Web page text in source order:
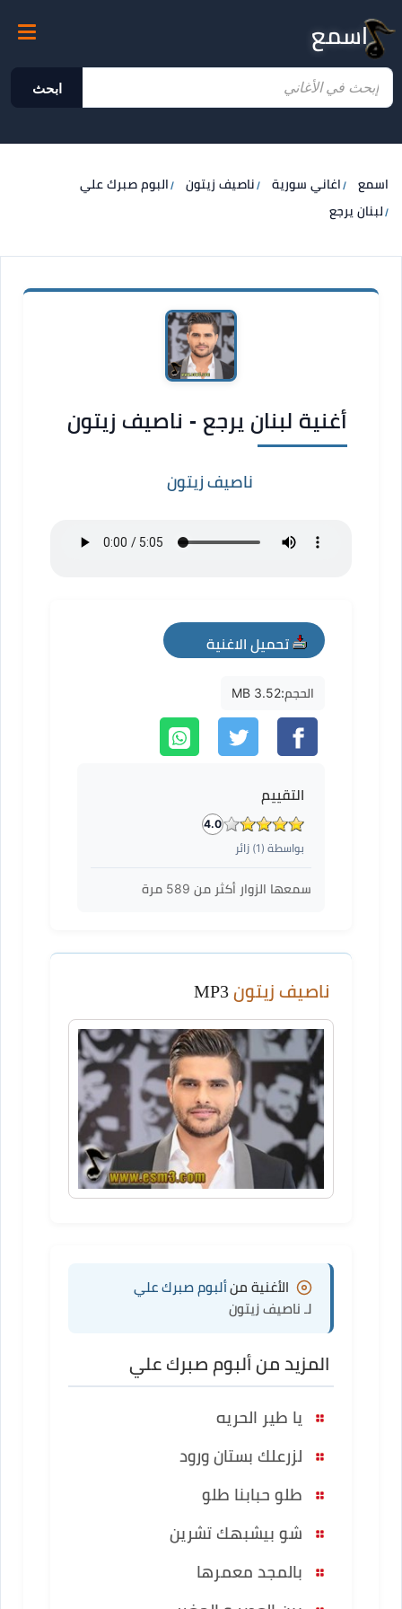
اسمع
ابحث
اسمع اغاني سورية ناصيف زيتون
البوم صبرك علي
لبنان يرجع
أغنية لبنان يرجع - ناصيف زيتون
ناصيف زيتون
تحميل الاغنية
mp3
الحجم:3.52 MB
التقييم
4.0
بواسطة ( 1) زائر
سمعها الزوار أكثر من 589 مرة
ناصيف زيتون
الأغنية منألبوم صبرك علي
لـ ناصيف زيتون
المزيد من ألبوم صبرك علي
يا طير الحريه
لزرعلك بستان ورود
طلو حبابنا طلو
شو بيشبهك تشرين
بالمجد معمرها